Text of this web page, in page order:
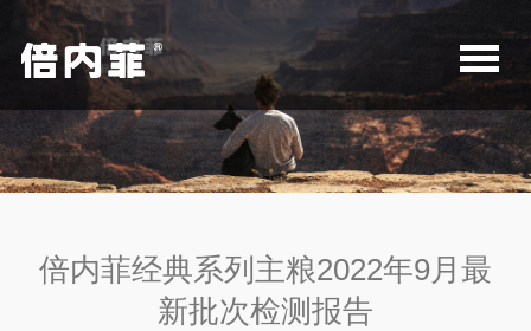
倍内菲经典系列主粮2022年9月最
新批次检测报告